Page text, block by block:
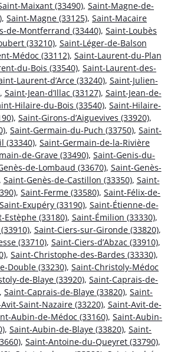
Maixant (33490), Saint-Magne-de-
, Saint-Magne (33125), Saint-Macaire
de-Montferrand (33440), Saint-Loubès
(33210), Saint-Léger-de-Balson
Médoc (33112), Saint-Laurent-du-Plan
du-Bois (33540), Saint-Laurent-des-
Laurent-d’Arce (33240), Saint-Julien-
, Saint-Jean-d’Illac (33127), Saint-Jean-de-
Hilaire-du-Bois (33540), Saint-Hilaire-
, Saint-Girons-d’Aiguevives (33920),
, Saint-Germain-du-Puch (33750), Saint-
(33340), Saint-Germain-de-la-Rivière
de-Grave (33490), Saint-Genis-du-
de-Lombaud (33670), Saint-Genès-
Saint-Genès-de-Castillon (33350), Saint-
, Saint-Ferme (33580), Saint-Félix-de-
Saint-Exupéry (33190), Saint-Étienne-de-
Estèphe (33180), Saint-Émilion (33330),
, Saint-Ciers-sur-Gironde (33820),
(33710), Saint-Ciers-d’Abzac (33910),
, Saint-Christophe-des-Bardes (33330),
Double (33230), Saint-Christoly-Médoc
de-Blaye (33920), Saint-Caprais-de-
, Saint-Caprais-de-Blaye (33820), Saint-
Saint-Nazaire (33220), Saint-Avit-de-
Aubin-de-Médoc (33160), Saint-Aubin-
, Saint-Aubin-de-Blaye (33820), Saint-
, Saint-Antoine-du-Queyret (33790),